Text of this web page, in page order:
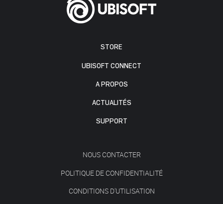
STORE
UBISOFT CONNECT
A PROPOS
ACTUALITÉS
SUPPORT
NOUS CONTACTER
POLITIQUE DE CONFIDENTIALITÉ
CONDITIONS D'UTILISATION